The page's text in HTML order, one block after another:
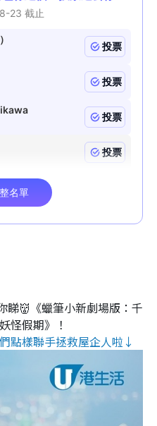
睇👹《蠟筆小新劇場版：千
怪假期》！
點樣聯手拯救屋企人啦↓